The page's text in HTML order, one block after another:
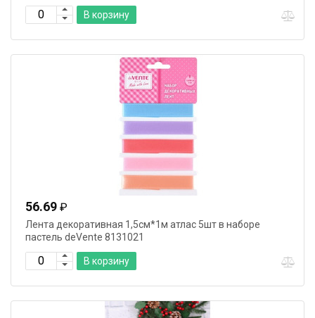
В корзину
56.69 ₽
Лента декоративная 1,5см*1м атлас 5шт в наборе
пастель deVente 8131021
В корзину